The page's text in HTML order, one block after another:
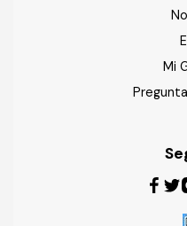
Mi